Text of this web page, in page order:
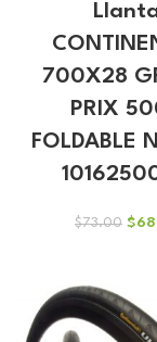
700X28
PRIX
FOLDABLE
$73.00 El
$